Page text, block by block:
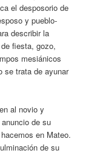
el desposorio de
y pueblo-
describir la
fiesta, gozo,
mesiánicos
se trata de ayunar
al novio y
de su
en Mateo.
de su